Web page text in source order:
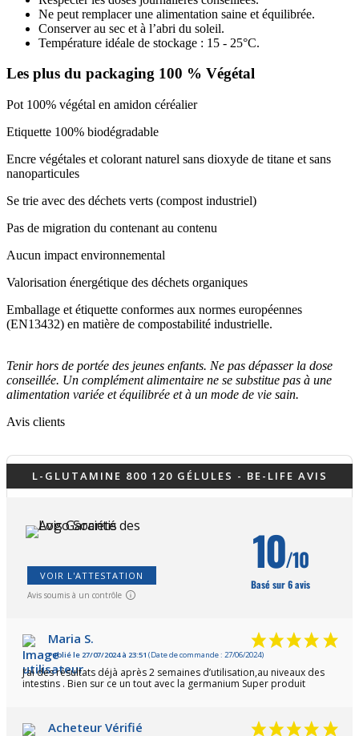
Ne peut remplacer une alimentation saine et équilibrée.
Conserver au sec et à l’abri du soleil.
Température idéale de stockage : 15 - 25°C.
Les plus du packaging 100 % Végétal
Pot 100% végétal en amidon céréalier
Etiquette 100% biodégradable
Encre végétales et colorant naturel sans dioxyde de titane et sans
nanoparticules
Se trie avec des déchets verts (compost industriel)
Pas de migration du contenant au contenu
Aucun impact environnemental
Valorisation énergétique des déchets organiques
Emballage et étiquette conformes aux normes européennes
(EN13432) en matière de compostabilité industrielle.
Tenir hors de portée des jeunes enfants. Ne pas dépasser la dose
conseillée. Un complément alimentaire ne se substitue pas à une
alimentation variée et équilibrée et à un mode de vie sain.
Avis clients
L-GLUTAMINE 800 120 GÉLULES - BE-LIFE AVIS
VOIR L'ATTESTATION
Avis soumis à un contrôle
10/10
Basé sur 6 avis
Maria S.
Publié le 27/07/2024 à 23:51 (Date de commande : 27/06/2024)
J’ai des résultats déjà après 2 semaines d’utilisation,au niveaux des
intestins . Bien sur ce un tout avec la germanium Super produit
Acheteur Vérifié